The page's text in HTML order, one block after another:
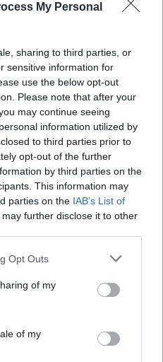
My Personal
sharing to third parties, or
sensitive information for
use the below opt-out
Please note that after your
may continue seeing
information utilized by
to third parties prior to
opt-out of the further
by third parties on the
This information may
parties on the IAB’s List of
may further disclose it to other
uses one or more Google
behaviour. You may click to
and its third-party tags to
purposes in below Google
Opt Outs
of my
of my
S
h
a
re
precedente
per i 30 anni del Diving
l’auto ad Arzachena: ferito il